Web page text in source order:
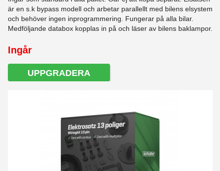
är en s.k bypass modell och arbetar parallellt med bilens elsystem
och behöver ingen inprogrammering. Fungerar på alla bilar.
Medföljande databox kopplas in på och läser av bilens baklampor.
Ingår
UPPGRADERA